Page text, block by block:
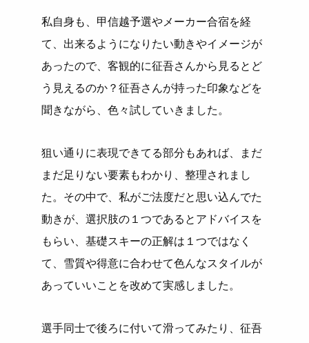
私自身も、甲信越予選やメーカー合宿を経
て、出来るようになりたい動きやイメージが
あったので、客観的に征吾さんから見るとど
う 見えるのか？征吾さんが持った印象などを
聞きながら、色々試していきました。
狙い通りに表現できてる部分もあれば、まだ
まだ足りない要素もわかり、整理されまし
た。その中で、私がご法度だと思い込んでた
動きが、選択肢の１つであるとアドバイスを
もらい、基礎スキーの正解は１つではなく
て、雪質や得意に合わせて色んなスタイルが
あっていいことを改めて実感しました。
選手同士で後ろに付いて滑ってみたり、征吾